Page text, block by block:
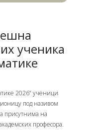
ученика
2026“ ученици
под називом
присутнима на
професора.